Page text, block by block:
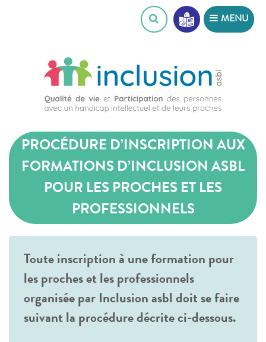
MENU
PROCÉDURE D’INSCRIPTION AUX
FORMATIONS D’INCLUSION ASBL
POUR LES PROCHES ET LES
PROFESSIONNELS
Toute inscription à une formation pour
les proches et les professionnels
organisée par Inclusion asbl doit se faire
suivant la procédure décrite ci-dessous.